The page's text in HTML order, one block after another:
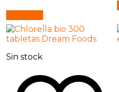
Sin stock